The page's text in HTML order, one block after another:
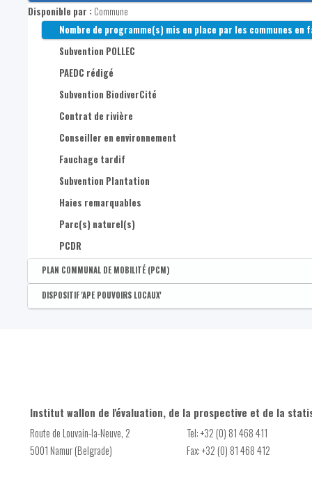
Liste des priorités du PSSP
Disponible par : Commune
Nombre de programme(s) mis en place par les communes en
Subvention POLLEC
PAEDC rédigé
Subvention BiodiverCité
Contrat de rivière
Conseiller en environnement
Fauchage tardif
Subvention Plantation
Haies remarquables
Parc(s) naturel(s)
PCDR
PLAN COMMUNAL DE MOBILITÉ (PCM)
Disponible par :Commune
DISPOSITIF 'APE POUVOIRS LOCAUX'
Institut wallon de l'évaluation, de la prospective et de la
Route de Louvain-la-Neuve, 2
5001 Namur (Belgrade)
Tel: +32 (0) 81 468 411
Fax: +32 (0) 81 468 412